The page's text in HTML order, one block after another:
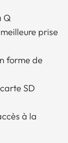
Q
prise
forme de
SD
à la